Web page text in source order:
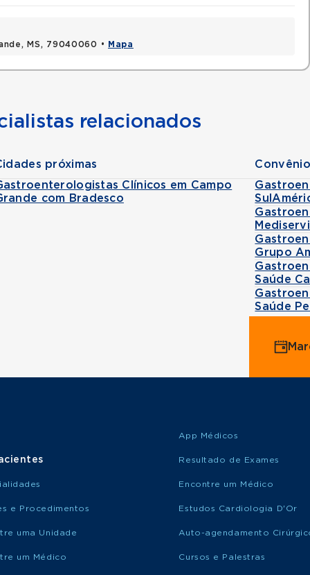
MS, 79040060 • Mapa
relacionados
próximas
Clínicos em Campo
com Bradesco
Grupo
Saúde
Saúde
e Procedimentos
uma Unidade
um Médico
App Médicos
Resultado de Exames
Encontre um Médico
Estudos Cardiologia D'Or
Auto-agendamento
Cursos e Palestras